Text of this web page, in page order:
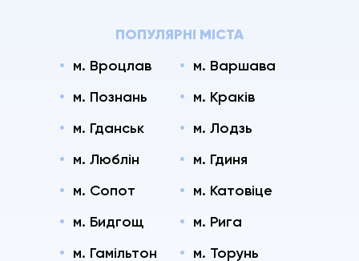
ПОПУЛЯРНІ МІСТА
м. Вроцлав
м. Варшава
м. Познань
м. Краків
м. Гданськ
м. Лодзь
м. Люблін
м. Гдиня
м. Сопот
м. Катовіце
м. Бидгощ
м. Рига
м. Гамільтон
м. Торунь